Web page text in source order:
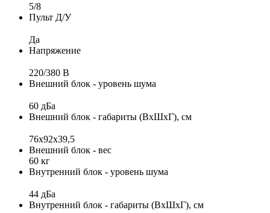
5/8
Пульт Д/У
Да
Напряжение
220/380 В
Внешний блок - уровень шума
60 дБа
Внешний блок - габариты (ВхШхГ), см
76х92х39,5
Внешний блок - вес
60 кг
Внутренний блок - уровень шума
44 дБа
Внутренний блок - габариты (ВхШхГ), см